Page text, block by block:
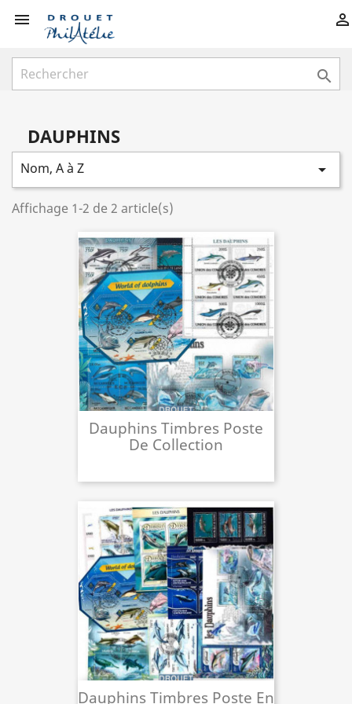
 

DAUPHINS
Nom, A à Z 
Affichage 1-2 de 2 article(s)
Dauphins Timbres Poste
De Collection
Dauphins Timbres Poste En